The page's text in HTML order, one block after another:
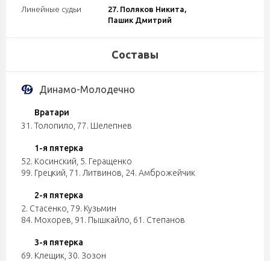
Линейные судьи
27. Поляков Никита,
Пашик Дмитрий
Составы
Динамо-Молодечно
Вратари
31. Толопило 77. Шелепнев
1-я пятерка
52. Косинский 5. Геращенко
99. Грецкий 71. Литвинов 24. Амброжейчик
2-я пятерка
2. Стасенко 79. Кузьмин
84. Мохорев 91. Пышкайло 61. Степанов
3-я пятерка
69. Клещик 30. Зозон